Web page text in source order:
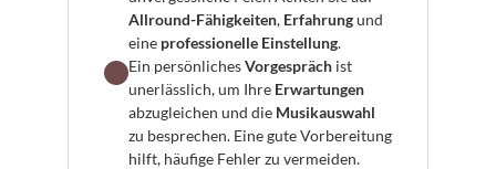
Allround-Fähigkeiten, Erfahrung und
eine professionelle Einstellung.
Ein persönliches Vorgespräch ist
unerlässlich, um Ihre Erwartungen
abzugleichen und die Musikauswahl
zu besprechen. Eine gute Vorbereitung
hilft, häufige Fehler zu vermeiden.